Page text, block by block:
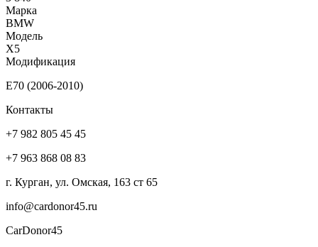
Марка
BMW
Модель
X5
Модификация
E70 (2006-2010)
Контакты
+7 982 805 45 45
+7 963 868 08 83
г. Курган, ул. Омская, 163 ст 65
info@cardonor45.ru
CarDonor45